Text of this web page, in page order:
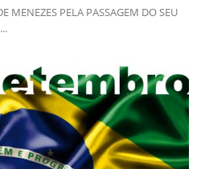
MENEZES PELA PASSAGEM DO SEU